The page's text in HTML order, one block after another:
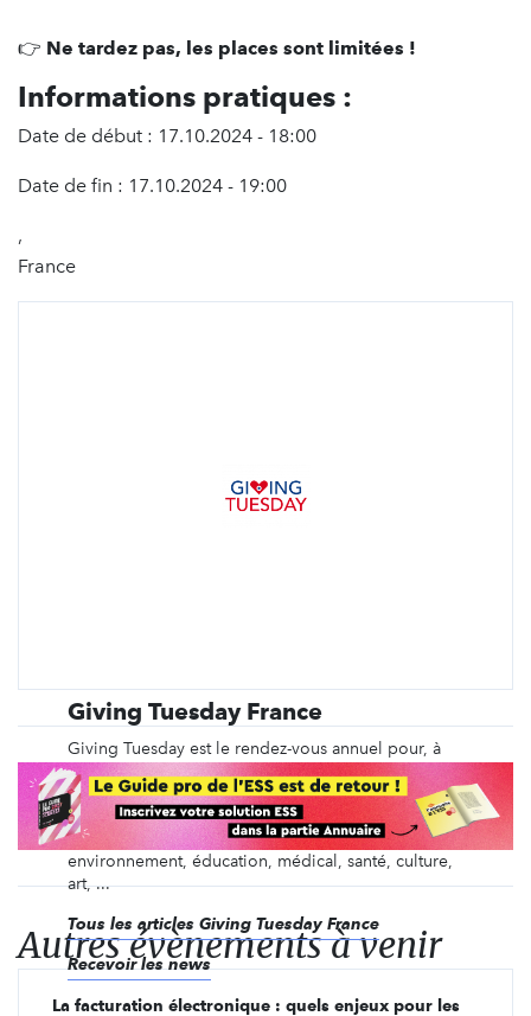
👉 Ne tardez pas, les places sont limitées !
Informations pratiques :
Date de début : 17.10.2024 - 18:00
Date de fin : 17.10.2024 - 19:00
,
France
Giving Tuesday France
Giving Tuesday est le rendez-vous annuel pour, à
travers le monde, se rencontrer autour d’une cause
commune : le don sous toutes ses formes. Chaque
personne physique ou morale peut s'impliquer à sa
manière et pour la cause de son choix :
environnement, éducation, médical, santé, culture,
art, ...
Tous les articles Giving Tuesday France
Recevoir les news
Autres évènements à venir
La facturation électronique : quels enjeux pour les